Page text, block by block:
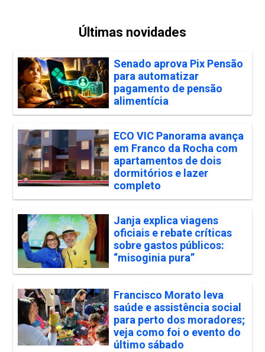
Últimas novidades
Senado aprova Pix Pensão
para automatizar
pagamento de pensão
alimentícia
ECO VIC Panorama avança
em Franco da Rocha com
apartamentos de dois
dormitórios e lazer
completo
Janja explica viagens
oficiais e rebate críticas
sobre gastos públicos:
“misoginia pura”
Francisco Morato leva
saúde e assistência social
para perto dos moradores;
veja como foi o evento do
último sábado